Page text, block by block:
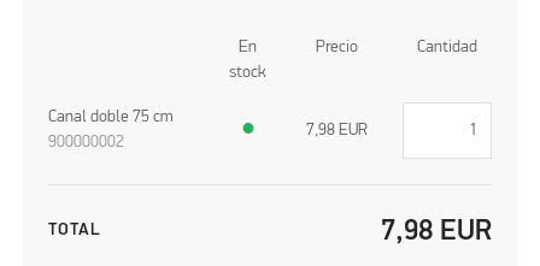
En
stock
Precio Cantidad
Canal doble 75 cm
900000002
● 7,98 EUR
TOTAL 7,98 EUR